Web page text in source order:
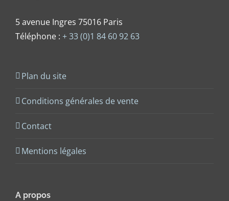
5 avenue Ingres 75016 Paris
Téléphone : + 33 (0)1 84 60 92 63
Plan du site
Conditions générales de vente
Contact
Mentions légales
A propos